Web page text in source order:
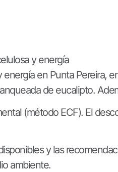
y energía
en Punta
de eucalipto.
(método ECF). El
y las
ambiente.